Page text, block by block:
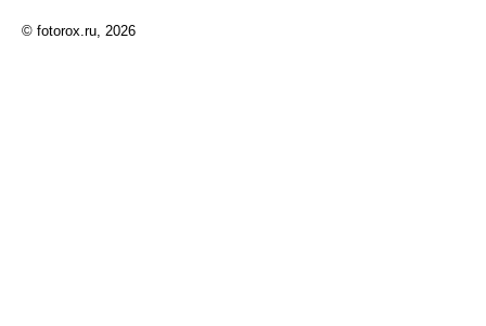
© fotorox.ru, 2026